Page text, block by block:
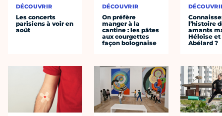
DÉCOUVRIR
Les concerts
parisiens à voir en
août
DÉCOUVRIR
On préfère
manger à la
cantine : les pâtes
aux courgettes
façon bolognaise
l’histoire
amants
Héloïse et
Abélard ?